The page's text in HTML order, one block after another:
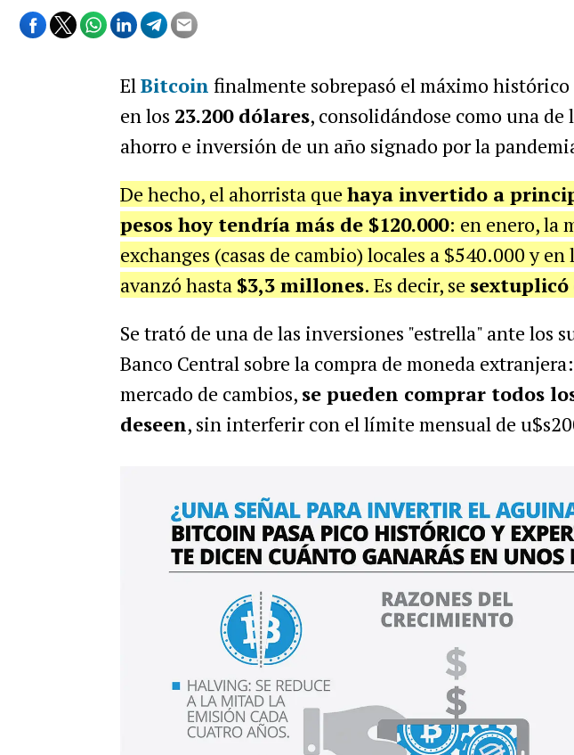
ElBitcoin finalmente sobrepasó el máximo histórico
en los 23.200 dólares, consolidándose como una de
ahorro e inversión de un año signado por la
De hecho, el ahorrista que haya invertido a
pesos hoy tendría más de $120.000: en enero, la
exchanges (casas de cambio) locales a $540.000 y
avanzó hasta $3,3 millones. Es decir, se sextuplicó
Se trató de una de las inversiones "estrella" ante los
Banco Central sobre la compra de moneda
mercado de cambios, se pueden comprar todos
deseen, sin interferir con el límite mensual de